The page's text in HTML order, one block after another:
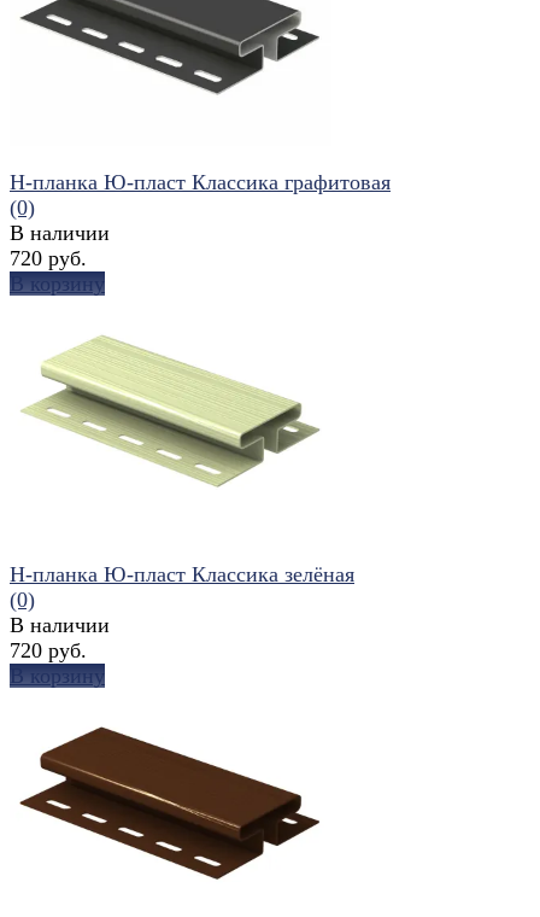
избранное сравнить
избранное сравнить
H-планка Ю-пласт Классика графитовая
(0)
В наличии
720 руб.
В корзину
избранное сравнить
H-планка Ю-пласт Классика зелёная
(0)
В наличии
720 руб.
В корзину